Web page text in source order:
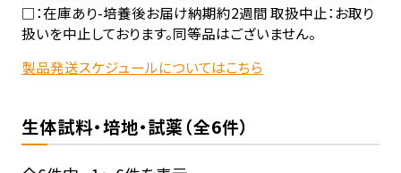
□：在庫あり-培養後お届け納期約2週間 取扱中止：お取り
扱いを中止しております。同等品はございません。
製品発送スケジュールについてはこちら
生体試料・培地・試薬（全6件）